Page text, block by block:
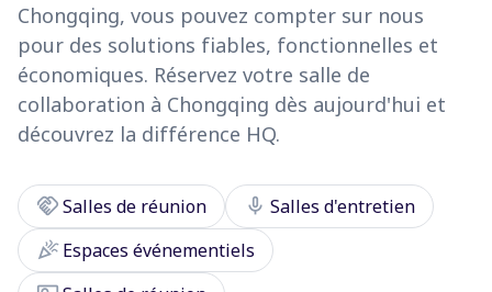
Chongqing, vous pouvez compter sur nous
pour des solutions fiables, fonctionnelles et
économiques. Réservez votre salle de
collaboration à Chongqing dès aujourd'hui et
découvrez la différence HQ.
handshakeSalles de réunion mic Salles d'entretien
celebrationEspaces événementiels